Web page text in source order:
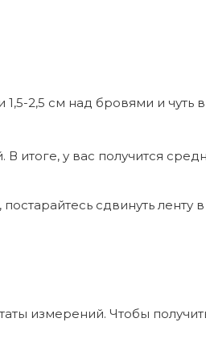
2,5 см над бровями и
итоге, у вас получится
сдвинуть ленту
измерений. Чтобы